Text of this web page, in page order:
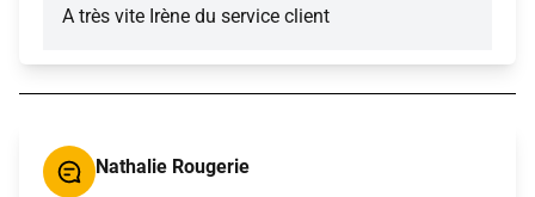
A très vite Irène du service client
Nathalie Rougerie